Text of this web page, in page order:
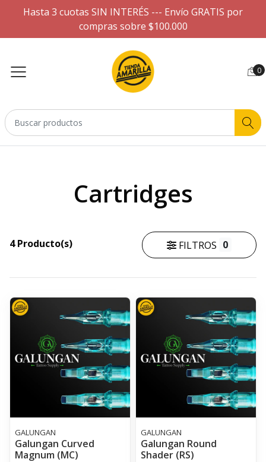
Hasta 3 cuotas SIN INTERÉS --- Envío GRATIS por
compras sobre $100.000
0
Cartridges
4 Producto(s) FILTROS 0
GALUNGAN
Galungan Curved
Magnum (MC)
GALUNGAN
Galungan Round
Shader (RS)